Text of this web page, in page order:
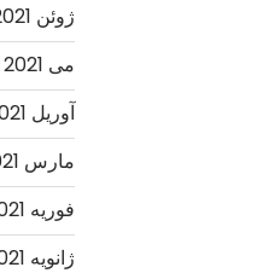
ژوئن 2021
می 2021
آوریل 2021
مارس 2021
فوریه 2021
ژانویه 2021